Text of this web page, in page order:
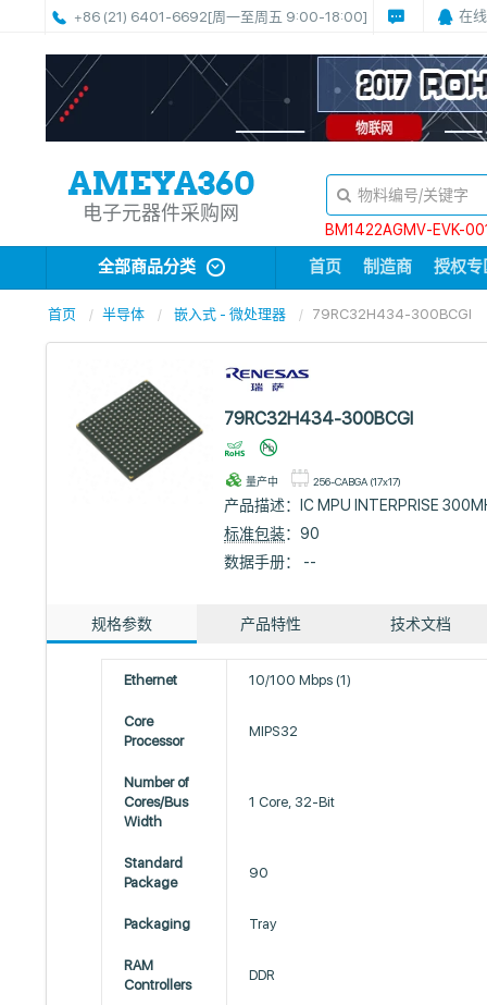
+86 (21) 6401-6692[周一至周五 9:00-18:00] 在
电子元器件采购网
BM1422AGMV-EVK-
全部商品分类 首页 制造商 授权专
首页 半导体 嵌入式 - 微处理器 79RC32H434-300BCGI
79RC32H434-300BCGI
量产中 256-CABGA (17x17)
产品描述：
IC MPU INTERPRISE
标准包装：90
数据手册： --
规格参数 产品特性 技术文档
Ethernet 10/100 Mbps (1)
Core
Processor
MIPS32
Number of
Cores/Bus
Width
1 Core, 32-Bit
Standard
Package
90
Packaging Tray
RAM
Controllers
DDR